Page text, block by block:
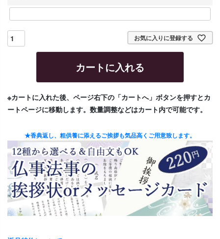
お気に入りに登録する
カートに入れる
※カートに入れた後、ページ右下の「カートへ」ボタンを押すとカ
ートページに移動します。数量調整などはカート内で可能です。
★香典返し、粗供養に添えるご挨拶も気品高くご用意致します。